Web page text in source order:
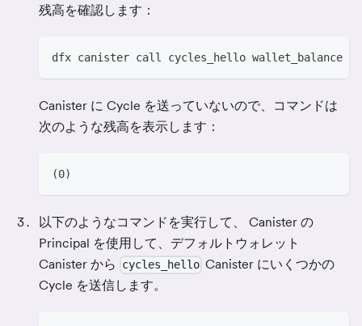
残高を確認します：
dfx canister call cycles_hello wallet_balance
Canister に Cycle を送っていないので、コマンドは
次のような残高を表示します：
(0)
以下のようなコマンドを実行して、 Canister の
Principal を使用して、デフォルトウォレット
Canister から
cycles_hello Canister にいくつかの
Cycle を送信します。